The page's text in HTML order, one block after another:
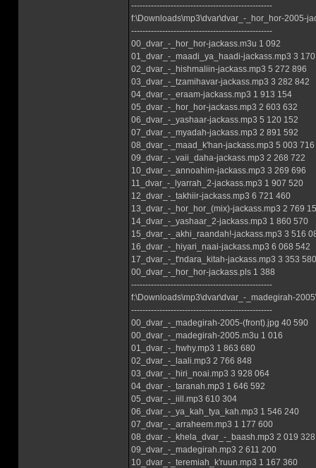
--------------------------------------------------
f:\Downloads\mp3\dvar\dvar_-_hor_hor-2005-
--------------------------------------------------
00_dvar_-_hor_hor-jackass.m3u 1 092
01_dvar_-_maadi_ya_haadi-jackass.mp3 3
02_dvar_-_hishmaliin-jackass.mp3 5 272 896
03_dvar_-_tzamihavar-jackass.mp3 3 282 842
04_dvar_-_eraam-jackass.mp3 1 913 154
05_dvar_-_hor_hor-jackass.mp3 2 603 632
06_dvar_-_yashaar-jackass.mp3 5 120 152
07_dvar_-_myadah-jackass.mp3 2 891 592
08_dvar_-_maad_k'han-jackass.mp3 5 003 716
09_dvar_-_vaii_daha-jackass.mp3 2 268 722
10_dvar_-_annoahim-jackass.mp3 3 269 696
11_dvar_-_lyarrah_2-jackass.mp3 1 907 520
12_dvar_-_takhiir-jackass.mp3 6 721 460
13_dvar_-_hor_hor_(mix)-jackass.mp3 2 769
14_dvar_-_yashaar_2-jackass.mp3 1 860 570
15_dvar_-_akhi_raandah!-jackass.mp3 3 516
16_dvar_-_hiyari_naai-jackass.mp3 6 068 542
17_dvar_-_t'ndara_kitah-jackass.mp3 3 353 580
00_dvar_-_hor_hor-jackass.pls 1 388
--------------------------------------------------
f:\Downloads\mp3\dvar\dvar_-_madegirah-
--------------------------------------------------
00_dvar_-_madegirah-2005-(front).jpg 40 590
00_dvar_-_madegirah-2005.m3u 1 016
01_dvar_-_hwhy.mp3 1 863 680
02_dvar_-_laali.mp3 2 766 848
03_dvar_-_hiri_noai.mp3 3 928 064
04_dvar_-_taranah.mp3 1 646 592
05_dvar_-_iill.mp3 610 304
06_dvar_-_ya_kah_tya_kah.mp3 1 546 240
07_dvar_-_arraheem.mp3 1 177 600
08_dvar_-_khela_dvar_-_baash.mp3 2 019 328
09_dvar_-_madegirah.mp3 2 611 200
10_dvar_-_teremiah_k'ruun.mp3 1 167 360